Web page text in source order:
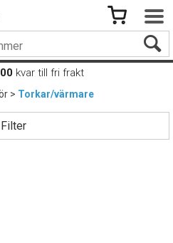
kvar till fri frakt
>Torkar/värmare
Filter